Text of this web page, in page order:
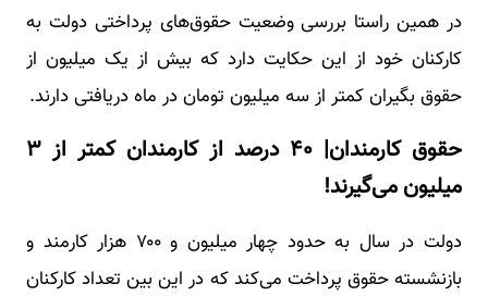
در همین راستا بررسی وضعیت حقوق‌های پرداختی دولت به
کارکنان خود از این حکایت دارد که بیش از یک میلیون از
حقوق بگیران کمتر از سه میلیون تومان در ماه دریافتی دارند.
حقوق کارمندان| ۴۰ درصد از کارمندان کمتر از ۳
میلیون می‌گیرند!
دولت در سال به حدود چهار میلیون و ۷۰۰ هزار کارمند و
بازنشسته حقوق پرداخت می‌کند که در این بین تعداد کارکنان